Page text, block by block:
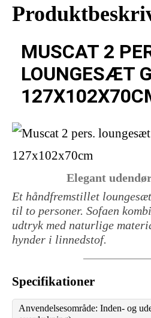
Elegant
MUSCAT 2
LOUNGESÆT
Et håndfremstillet
til to personer. Sofaen
udtryk med naturlige
hynder i linnedstof.
Specifikationer
Anvendelsesområde: Inden- og